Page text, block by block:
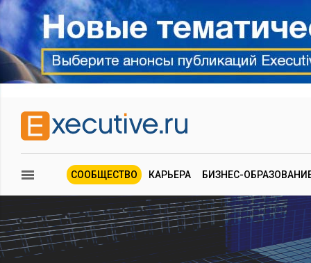
СООБЩЕСТВО КАРЬЕРА БИЗНЕС-